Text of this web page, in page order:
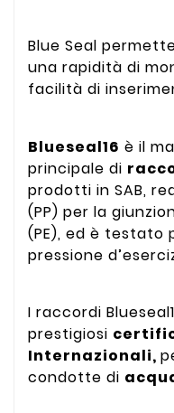
Blue Seal
una rapidità di
facilità di
Blueseal16 è il
principale di
prodotti in SAB,
(PP) per la
(PE), ed è testato
pressione
I raccordi
prestigiosi
Internazionali,
condotte di